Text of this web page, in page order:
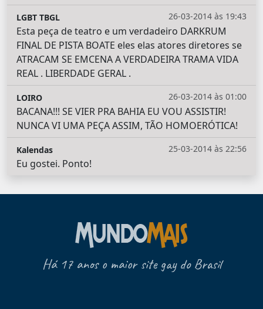
26-03-2014 às 19:43
LGBT TBGL
Esta peça de teatro e um verdadeiro DARKRUM
FINAL DE PISTA BOATE eles elas atores diretores se
ATRACAM SE EMCENA A VERDADEIRA TRAMA VIDA
REAL . LIBERDADE GERAL .
26-03-2014 às 01:00
LOIRO
BACANA!!! SE VIER PRA BAHIA EU VOU ASSISTIR!
NUNCA VI UMA PEÇA ASSIM, TÃO HOMOERÓTICA!
25-03-2014 às 22:56
Kalendas
Eu gostei. Ponto!
Há 17 anos o maior site gay do Brasil